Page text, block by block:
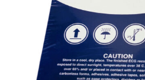
Lupa